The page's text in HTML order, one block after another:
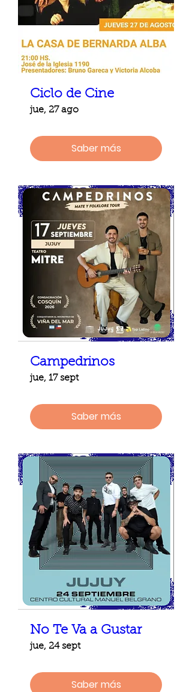
Ciclo de Cine
jue, 27 ago
Saber más
Campedrinos
jue, 17 sept
Saber más
No Te Va a Gustar
jue, 24 sept
Saber más